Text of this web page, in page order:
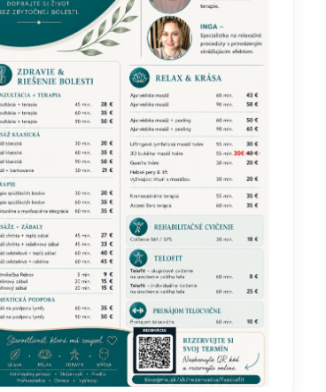
Radšej nosiť ako prosiť. Záchranár
radí, čo si zbaliť na túru a ako sa
zachovať v krízovej situácii